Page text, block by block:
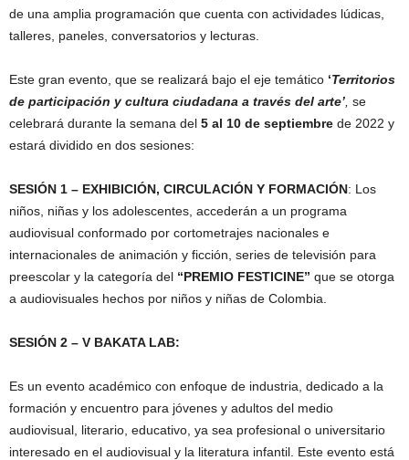
de una amplia programación que cuenta con actividades lúdicas,
talleres, paneles, conversatorios y lecturas.
Este gran evento, que se realizará bajo el eje temático ‘Territorios
de participación y cultura ciudadana a través del arte’ se
celebrará durante la semana del 5 al 10 de septiembre de 2022 y
estará dividido en dos sesiones:
SESIÓN 1 – EXHIBICIÓN, CIRCULACIÓN Y FORMACIÓN: Los
niños, niñas y los adolescentes, accederán a un programa
audiovisual conformado por cortometrajes nacionales e
internacionales de animación y ficción, series de televisión para
preescolar y la categoría del “PREMIO FESTICINE” que se otorga
a audiovisuales hechos por niños y niñas de Colombia.
SESIÓN 2 – V BAKATA LAB:
Es un evento académico con enfoque de industria, dedicado a la
formación y encuentro para jóvenes y adultos del medio
audiovisual, literario, educativo, ya sea profesional o universitario
interesado en el audiovisual y la literatura infantil. Este evento está